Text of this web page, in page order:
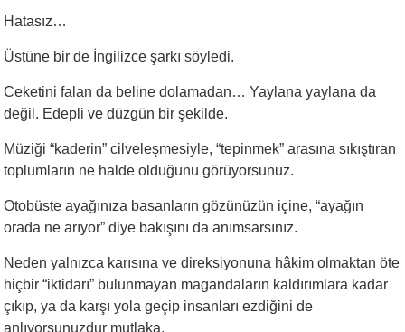
Hatasız…
Üstüne bir de İngilizce şarkı söyledi.
Ceketini falan da beline dolamadan… Yaylana yaylana da
değil. Edepli ve düzgün bir şekilde.
Müziği “kaderin” cilveleşmesiyle, “tepinmek” arasına sıkıştıran
toplumların ne halde olduğunu görüyorsunuz.
Otobüste ayağınıza basanların gözünüzün içine, “ayağın
orada ne arıyor” diye bakışını da anımsarsınız.
Neden yalnızca karısına ve direksiyonuna hâkim olmaktan öte
hiçbir “iktidarı” bulunmayan magandaların kaldırımlara kadar
çıkıp, ya da karşı yola geçip insanları ezdiğini de
anlıyorsunuzdur mutlaka.